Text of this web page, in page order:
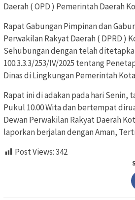
Daerah ( OPD ) Pemerintah Daerah
Rapat Gabungan Pimpinan dan
Perwakilan Rakyat Daerah ( DPRD )
Sehubungan dengan telah
100.3.3.3/253/IV/2025 tentang
Dinas di Lingkungan Pemerintah
Rapat ini di adakan pada hari Senin,
Pukul 10.00 Wita dan bertempat
Dewan Perwakilan Rakyat Daerah
laporkan berjalan dengan Aman,
Post Views:342